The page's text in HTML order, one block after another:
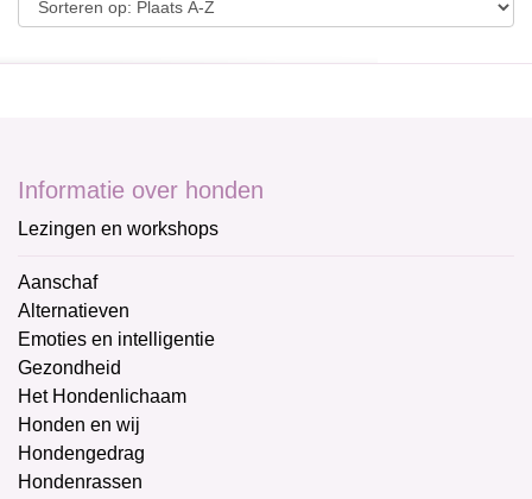
Informatie over honden
Lezingen en workshops
Aanschaf
Alternatieven
Emoties en intelligentie
Gezondheid
Het Hondenlichaam
Honden en wij
Hondengedrag
Hondenrassen